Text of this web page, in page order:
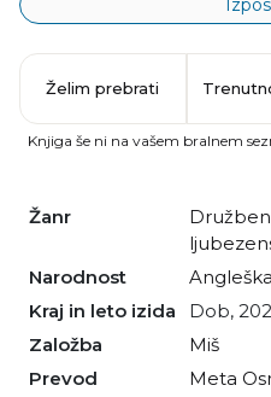
Žanr
Narodnost
Kraj in leto izida
Dob,
Založba
Miš
Prevod
Meta
Želim prebrati
Knjiga še ni na vašem bralnem